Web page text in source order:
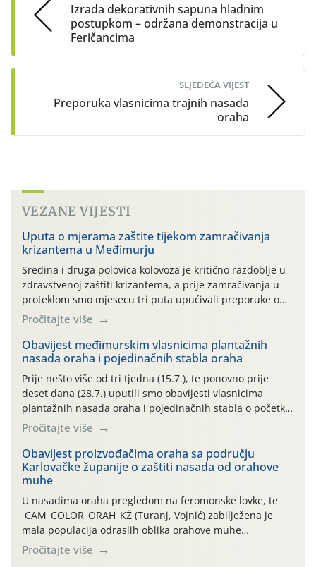
Izrada dekorativnih sapuna hladnim
postupkom – održana demonstracija u
Feričancima
SLJEDEĆA VIJEST
Preporuka vlasnicima trajnih nasada
oraha
VEZANE VIJESTI
Uputa o mjerama zaštite tijekom zamračivanja
krizantema u Međimurju
Sredina i druga polovica kolovoza je kritično razdoblje u
zdravstvenoj zaštiti krizantema, a prije zamračivanja u
proteklom smo mjesecu tri puta upućivali preporuke o
preventivnim mjerama zaštite krizantema od najčešćih
uzročnika bolesti, štetnika i fito-fagnih grinja (23.7., 14.7.,
06.7.)! Na početku ovog mjeseca je zabilježeno je
povijesno i ekstremno vruće meteorološko razdoblje, uz
najviše temperature […]
Pročitajte više
Obavijest međimurskim vlasnicima plantažnih
nasada oraha i pojedinačnih stabla oraha
Prije nešto više od tri tjedna (15.7.), te ponovno prije
deset dana (28.7.) uputili smo obavijesti vlasnicima
plantažnih nasada oraha i pojedinačnih stabla o početku
leta i ovogodišnjoj potrebi usmjerenog suzbijanja
orahove muhe (Rhagoletis completa)! Već dvanaest dana
traje drugi ovogodišnji “toplinski udar”, koji naročito
izražen zadnja šest dana (31.7.-05.8.), jer najviše
temperature zraka svakodnevno […]
Pročitajte više
Obavijest proizvođačima oraha sa području
Karlovačke županije o zaštiti nasada od orahove
muhe
U nasadima oraha pregledom na feromonske lovke, te
CAM_COLOR_ORAH_KŽ (Turanj, Vojnić) zabilježena je
mala populacija odraslih oblika orahove muhe
(Rhagoletis completa). Niska brojnost može se objasniti
činjenicom da je riječ o mladim nasadima s vrlo malim
Pročitajte više